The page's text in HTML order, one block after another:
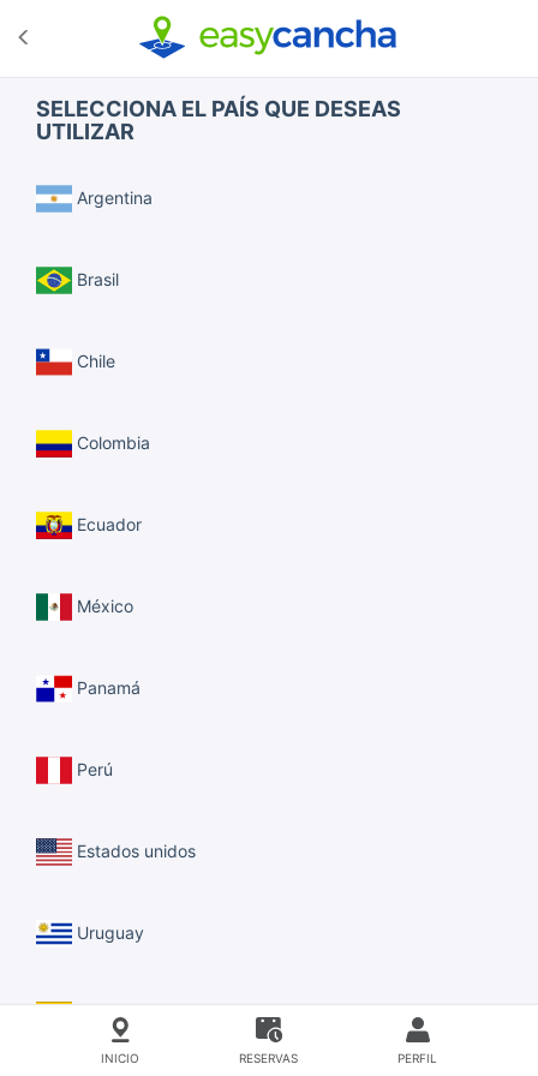
SELECCIONA EL PAÍS QUE DESEAS
UTILIZAR
Argentina
Brasil
Chile
Colombia
Ecuador
México
Panamá
Perú
Estados unidos
Uruguay
Venezuela
INICIO RESERVAS PERFIL